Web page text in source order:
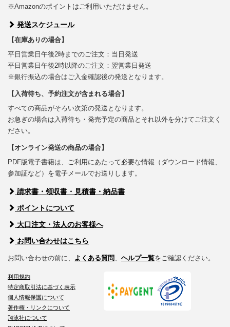
※Amazonのポイントはご利用いただけません。
発送スケジュール
【在庫ありの場合】
平日営業日午後2時までのご注文：当日発送
平日営業日午後2時以降のご注文：翌営業日発送
※銀行振込の場合はご入金確認後の発送となります。
【入荷待ち、予約注文が含まれる場合】
すべての商品がそろい次第の発送となります。
お急ぎの場合は入荷待ち・発売予定の商品とそれ以外を分けてご注文く
ださい。
【オンライン発送の商品の場合】
PDF版電子書籍は、ご利用にあたって必要な情報（ダウンロード情報、
参加証など）を電子メールでお送りします。
請求書・領収書・見積書・納品書
ポイントについて
大口注文・法人のお客様へ
お問い合わせはこちら
お問い合わせの前に、 よくある質問、 ヘルプ一覧をご確認ください。
利用規約
特定商取引法に基づく表示
個人情報保護について
著作権・リンクについて
翔泳社について